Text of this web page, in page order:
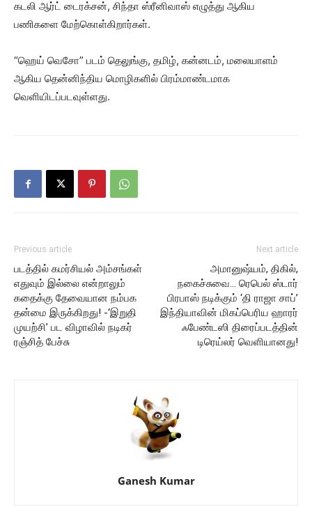
கடலி ஆர்ட் டைரக்சன், சிந்தா ஸ்ரீனிவாஸ் எழுத்து ஆகிய
பணிகளை மேற்கொள்கிறார்கள்.
“ஹெய் வெசோ” படம் தெலுங்கு, தமிழ், கன்னடம், மலையாளம்
ஆகிய தென்னிந்திய மொழிகளில் பிரம்மாண்டமாக
வெளியிடப்படவுள்ளது.
Previous article
படத்தில் கமர்சியல் அம்சங்கள்
எதுவும் இல்லை என்றாலும்
கதைக்கு தேவையான நம்பக
தன்மை இருக்கிறது! -‘இறுதி
முயற்சி’ பட விழாவில் நடிகர்
ரஞ்சித் பேச்சு
Next article
அமானுஷ்யம், திகில்,
நகைச்சுவை… ரெபெல் ஸ்டார்
பிரபாஸ் நடிக்கும் ‘தி ராஜா சாப்’
இந்தியாவின் மிகப்பெரிய ஹாரர்
ஃபேண்டஸி திரைப்படத்தின்
டிரெய்லர் வெளியானது!
Ganesh Kumar